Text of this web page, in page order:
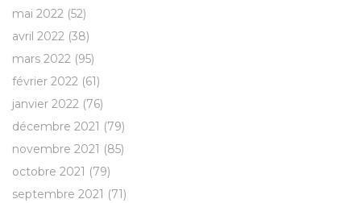
mai 2022 (52)
avril 2022 (38)
mars 2022 (95)
février 2022 (61)
janvier 2022 (76)
décembre 2021 (79)
novembre 2021 (85)
octobre 2021 (79)
septembre 2021 (71)